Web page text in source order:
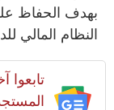
بهدف الحفاظ
النظام المالي
تابعوا